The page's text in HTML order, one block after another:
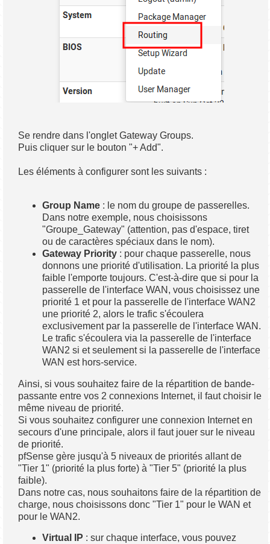
Se rendre dans l'onglet Gateway Groups.
Puis cliquer sur le bouton "+ Add".
Les éléments à configurer sont les suivants :
Group Name : le nom du groupe de passerelles.
Dans notre exemple, nous choisissons
"Groupe_Gateway" (attention, pas d'espace, tiret
ou de caractères spéciaux dans le nom).
Gateway Priority : pour chaque passerelle, nous
donnons une priorité d'utilisation. La priorité la plus
faible l'emporte toujours. C'est-à-dire que si pour la
passerelle de l'interface WAN, vous choisissez une
priorité 1 et pour la passerelle de l'interface WAN2
une priorité 2, alors le trafic s'écoulera
exclusivement par la passerelle de l'interface WAN.
Le trafic s'écoulera via la passerelle de l'interface
WAN2 si et seulement si la passerelle de l'interface
WAN est hors-service.
Ainsi, si vous souhaitez faire de la répartition de bande-
passante entre vos 2 connexions Internet, il faut choisir le
même niveau de priorité.
Si vous souhaitez configurer une connexion Internet en
secours d'une principale, alors il faut jouer sur le niveau
de priorité.
pfSense gère jusqu'à 5 niveaux de priorités allant de
"Tier 1" (priorité la plus forte) à "Tier 5" (priorité la plus
faible).
Dans notre cas, nous souhaitons faire de la répartition de
charge, nous choisissons donc "Tier 1" pour le WAN et
pour le WAN2.
Virtual IP : sur chaque interface, vous pouvez